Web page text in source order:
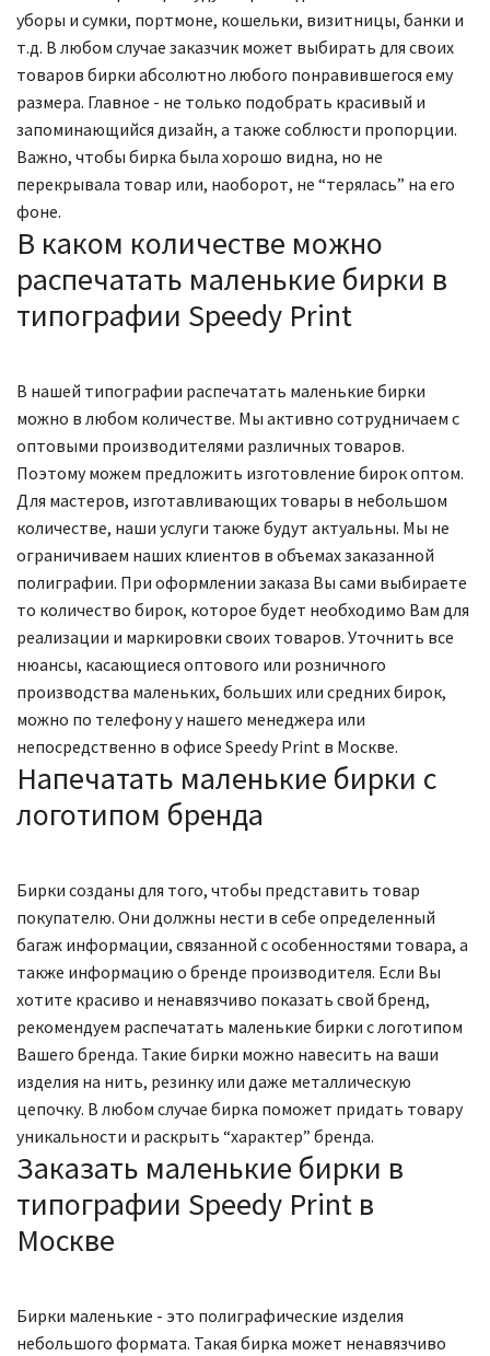
уборы и сумки, портмоне, кошельки, визитницы, банки и
т.д. В любом случае заказчик может выбирать для своих
товаров бирки абсолютно любого понравившегося ему
размера. Главное - не только подобрать красивый и
запоминающийся дизайн, а также соблюсти пропорции.
Важно, чтобы бирка была хорошо видна, но не
перекрывала товар или, наоборот, не “терялась” на его
фоне.
В каком количестве можно
распечатать маленькие бирки в
типографии Speedy Print
В нашей типографии распечатать маленькие бирки
можно в любом количестве. Мы активно сотрудничаем с
оптовыми производителями различных товаров.
Поэтому можем предложить изготовление бирок оптом.
Для мастеров, изготавливающих товары в небольшом
количестве, наши услуги также будут актуальны. Мы не
ограничиваем наших клиентов в объемах заказанной
полиграфии. При оформлении заказа Вы сами выбираете
то количество бирок, которое будет необходимо Вам для
реализации и маркировки своих товаров. Уточнить все
нюансы, касающиеся оптового или розничного
производства маленьких, больших или средних бирок,
можно по телефону у нашего менеджера или
непосредственно в офисе Speedy Print в Москве.
Напечатать маленькие бирки с
логотипом бренда
Бирки созданы для того, чтобы представить товар
покупателю. Они должны нести в себе определенный
багаж информации, связанной с особенностями товара, а
также информацию о бренде производителя. Если Вы
хотите красиво и ненавязчиво показать свой бренд,
рекомендуем распечатать маленькие бирки с логотипом
Вашего бренда. Такие бирки можно навесить на ваши
изделия на нить, резинку или даже металлическую
цепочку. В любом случае бирка поможет придать товару
уникальности и раскрыть “характер” бренда.
Заказать маленькие бирки в
типографии Speedy Print в
Москве
Бирки маленькие - это полиграфические изделия
небольшого формата. Такая бирка может ненавязчиво